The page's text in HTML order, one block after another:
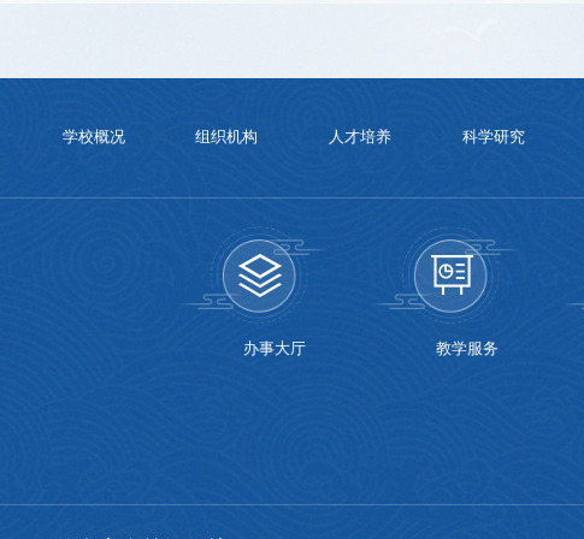
学校概况 组织机构 人才培养 科学研究
办事大厅 教学服务